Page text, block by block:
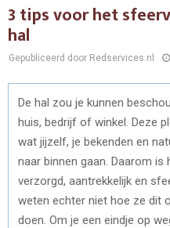
3 tips voor het
hal
Gepubliceerd door Redservices.nl
De hal zou je kunnen
huis, bedrijf of winkel. Deze
wat jijzelf, je bekenden en
naar binnen gaan. Daarom is
verzorgd, aantrekkelijk en
weten echter niet hoe ze dit
doen. Om je een eindje op